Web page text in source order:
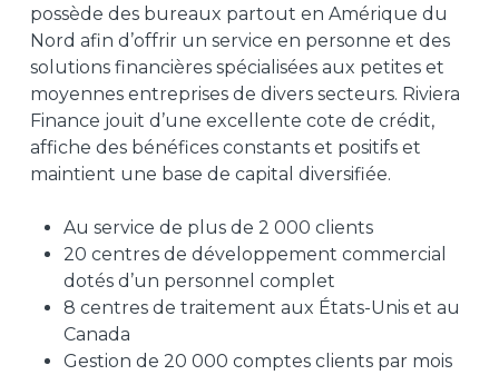
possède des bureaux partout en Amérique du
Nord afin d’offrir un service en personne et des
solutions financières spécialisées aux petites et
moyennes entreprises de divers secteurs. Riviera
Finance jouit d’une excellente cote de crédit,
affiche des bénéfices constants et positifs et
maintient une base de capital diversifiée.
Au service de plus de 2 000 clients
20 centres de développement commercial
dotés d’un personnel complet
8 centres de traitement aux États-Unis et au
Canada
Gestion de 20 000 comptes clients par mois